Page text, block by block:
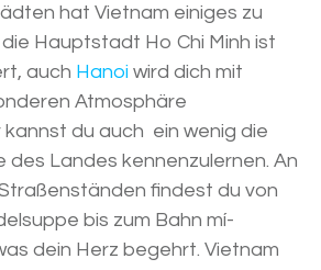
hat Vietnam einiges zu
Hauptstadt Ho Chi Minh ist
auch Hanoi wird dich mit
Atmosphäre
du auch ein wenig die
des Landes kennenzulernen. An
findest du von
bis zum Bahn mí-
dein Herz begehrt. Vietnam